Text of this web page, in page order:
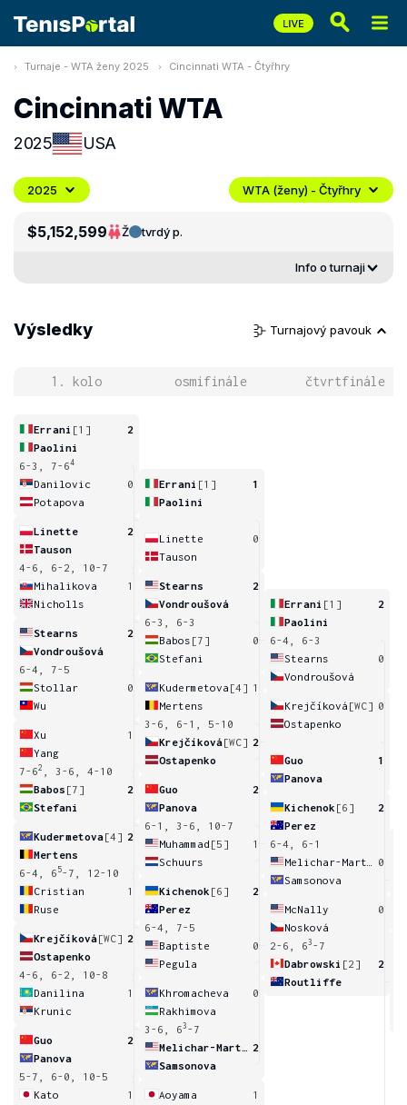
Turnaje - WTA ženy 2025 Cincinnati WTA - Čtyřhry
Cincinnati WTA
2025 USA
2025 WTA (ženy) - Čtyřhry
$5,152,599 Ž tvrdý p.
Info o turnaji
Výsledky Turnajový pavouk
1. kolo osmifinále čtvrtfinále
Errani [1]
2
Paolini
6-3, 7-64
Danilovic
0
Potapova
Linette
2
Tauson
4-6, 6-2, 10-7
Mihalikova
1
Nicholls
Stearns
2
Vondroušová
6-4, 7-5
Stollar
0
Wu
Xu
1
Yang
7-62
, 3-6, 4-10
Babos [7]
2
Stefani
Kudermetova[4] 2
Mertens
6-4, 6 5-7, 12-10
Cristian
1
Ruse
Krejčíková[WC] 2
Ostapenko
4-6, 6-2, 10-8
Danilina
1
Krunic
Guo
2
Panova
5-7, 6-0, 10-5
Kato
1
Errani [1]
1
Paolini
Linette
0
Tauson
Stearns
2
Vondroušová
6-3, 6-3
Babos [7]
0
Stefani
Kudermetova [4] 1
Mertens
3-6, 6-1, 5-10
Krejčíková[WC] 2
Ostapenko
Guo
2
Panova
6-1, 3-6, 10-7
Muhammad [5]
1
Schuurs
Kichenok [6]
2
Perez
6-4, 7-5
Baptiste
0
Pegula
Khromacheva
0
Rakhimova
3-6, 63 -7
2
Samsonova
Aoyama
1
Errani [1]
2
Paolini
6-4, 6-3
Stearns
0
Vondroušová
Krejčíková [WC] 0
Ostapenko
Guo
1
Panova
Kichenok [6]
2
Perez
6-4, 6-1
0
Samsonova
McNally
0
Nosková
2-6, 63 -7
Dabrowski [2]
2
Routliffe